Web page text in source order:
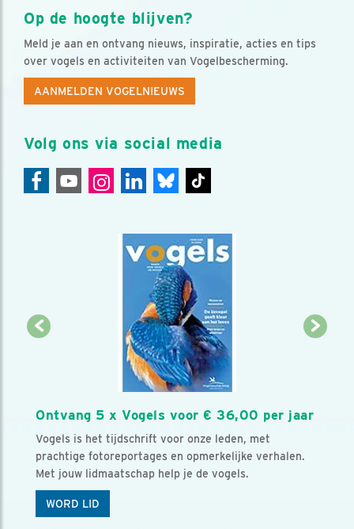
Op de hoogte blijven?
Meld je aan en ontvang nieuws, inspiratie, acties en tips
over vogels en activiteiten van Vogelbescherming.
AANMELDEN VOGELNIEUWS
Volg ons via social media
Ontvang 5 x Vogels voor € 36,00 per jaar
Vogels is het tijdschrift voor onze leden, met
prachtige fotoreportages en opmerkelijke verhalen.
Met jouw lidmaatschap help je de vogels.
WORD LID